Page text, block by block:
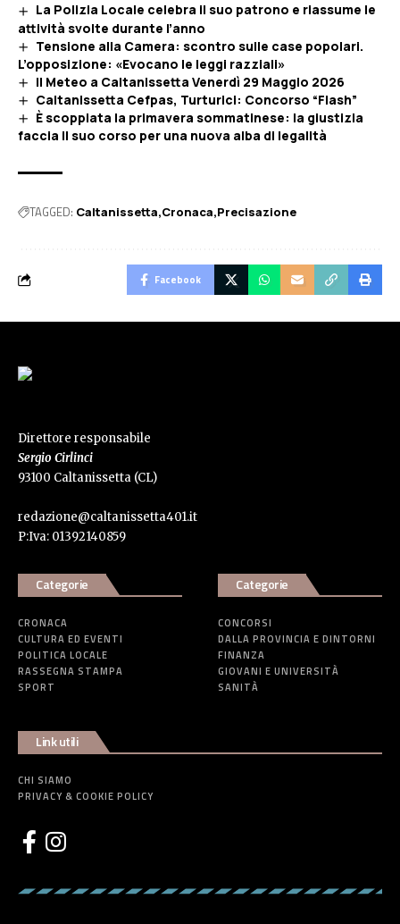
La Polizia Locale celebra il suo patrono e riassume le
attività svolte durante l’anno
Tensione alla Camera: scontro sulle case popolari.
L’opposizione: «Evocano le leggi razziali»
Il Meteo a Caltanissetta Venerdì 29 Maggio 2026
Caltanissetta Cefpas, Turturici: Concorso “Flash”
È scoppiata la primavera sommatinese: la giustizia
faccia il suo corso per una nuova alba di legalità
TAGGED: Caltanissetta Cronaca Precisazione
Facebook
Direttore responsabile
Sergio Cirlinci
93100 Caltanissetta (CL)
redazione@caltanissetta401.it
P:Iva: 01392140859
Categorie
CRONACA
CULTURA ED EVENTI
POLITICA LOCALE
RASSEGNA STAMPA
SPORT
Categorie
CONCORSI
DALLA PROVINCIA E DINTORNI
FINANZA
GIOVANI E UNIVERSITÀ
SANITÀ
Link utili
CHI SIAMO
PRIVACY & COOKIE POLICY